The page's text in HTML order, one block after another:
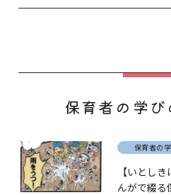
保育者の学
保育者の
【いとし
んがで綴る